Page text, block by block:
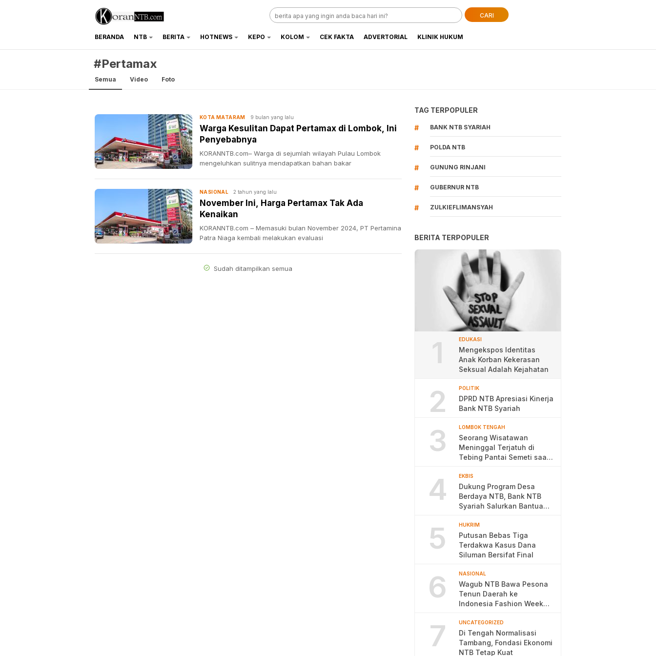
koranntb.com
CARI
BERANDA NTB BERITA HOTNEWS KEPO KOLOM CEK FAKTA ADVERTORIAL KLINIK HUKUM
#Pertamax
Semua Video Foto
KOTA MATARAM 9 bulan yang lalu
Warga Kesulitan Dapat Pertamax di Lombok, Ini
Penyebabnya
KORANNTB.com– Warga di sejumlah wilayah Pulau Lombok
mengeluhkan sulitnya mendapatkan bahan bakar
NASIONAL 2 tahun yang lalu
November Ini, Harga Pertamax Tak Ada
Kenaikan
KORANNTB.com – Memasuki bulan November 2024, PT Pertamina
Patra Niaga kembali melakukan evaluasi
Sudah ditampilkan semua
TAG TERPOPULER
# BANK NTB SYARIAH
# POLDA NTB
# GUNUNG RINJANI
# GUBERNUR NTB
# ZULKIEFLIMANSYAH
BERITA TERPOPULER
1 EDUKASI
Mengekspos Identitas
Anak Korban Kekerasan
Seksual Adalah Kejahatan
2 POLITIK
DPRD NTB Apresiasi Kinerja
Bank NTB Syariah
3 LOMBOK TENGAH
Seorang Wisatawan
Meninggal Terjatuh di
Tebing Pantai Semeti saat
4 EKBIS
Dukung Program Desa
Berdaya NTB, Bank NTB
Syariah Salurkan Bantuan
5 HUKRIM
Putusan Bebas Tiga
Terdakwa Kasus Dana
Siluman Bersifat Final
6 NASIONAL
Wagub NTB Bawa Pesona
Tenun Daerah ke
Indonesia Fashion Week
7 UNCATEGORIZED
Di Tengah Normalisasi
Tambang, Fondasi Ekonomi
NTB Tetap Kuat